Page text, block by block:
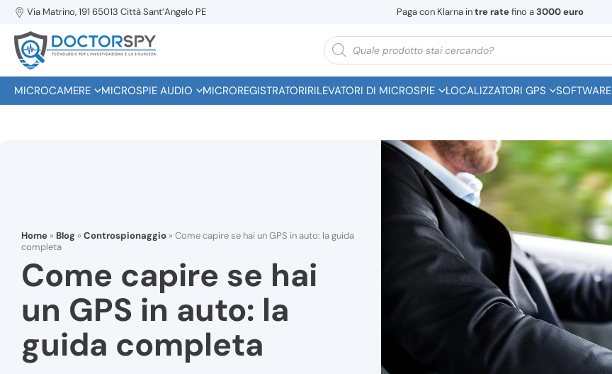
Via Matrino, 191 65013 Città Sant’Angelo PE Paga con Klarna intre ratefino a3000 euro
Ricerca
prodotti
MICROCAMERE MICROSPIE AUDIO MICROREGISTRATORIRILEVATORI DI MICROSPIE LOCALIZZATORI GPS SOFTWARE
Home » Blog » Controspionaggio » Come capire se hai un GPS in auto: la guida
completa
Come capire se hai
un GPS in auto: la
guida completa